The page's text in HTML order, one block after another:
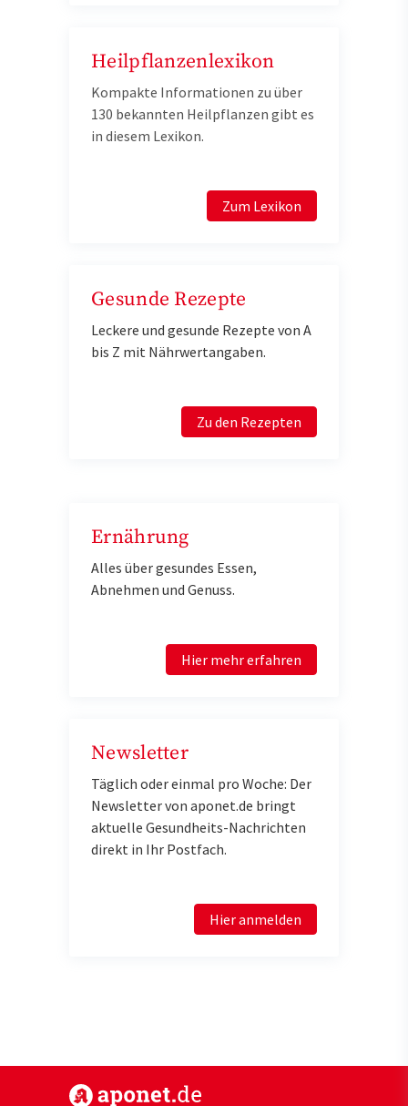
Heilpflanzenlexikon
Kompakte Informationen zu über
130 bekannten Heilpflanzen gibt es
in diesem Lexikon.
Zum Lexikon
Gesunde Rezepte
Leckere und gesunde Rezepte von A
bis Z mit Nährwertangaben.
Zu den Rezepten
Ernährung
Alles über gesundes Essen,
Abnehmen und Genuss.
Hier mehr erfahren
Newsletter
Täglich oder einmal pro Woche: Der
Newsletter von aponet.de bringt
aktuelle Gesundheits-Nachrichten
direkt in Ihr Postfach.
Hier anmelden